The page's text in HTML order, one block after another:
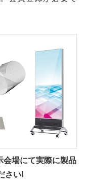
会場にて実際に製品
さい!